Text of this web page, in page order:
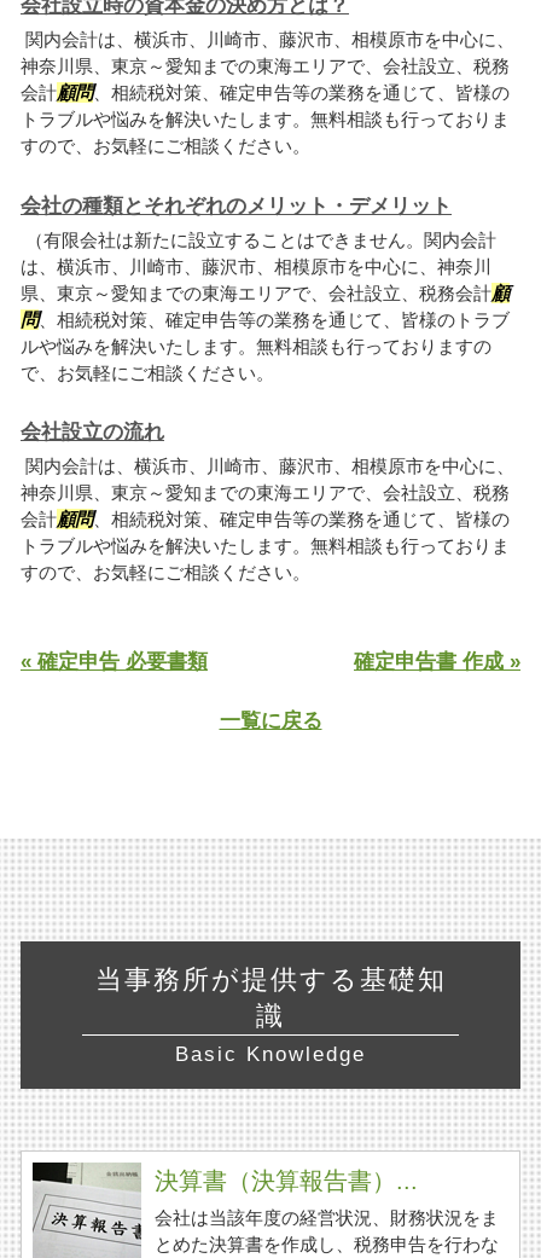
会社設立時の資本金の決め方とは？
関内会計は、横浜市、川崎市、藤沢市、相模原市を中心に、
神奈川県、東京～愛知までの東海エリアで、会社設立、税務
会計顧問、相続税対策、確定申告等の業務を通じて、皆様の
トラブルや悩みを解決いたします。無料相談も行っておりま
すので、お気軽にご相談ください。
会社の種類とそれぞれのメリット・デメリット
（有限会社は新たに設立することはできません。関内会計
は、横浜市、川崎市、藤沢市、相模原市を中心に、神奈川
県、東京～愛知までの東海エリアで、会社設立、税務会計顧
問、相続税対策、確定申告等の業務を通じて、皆様のトラブ
ルや悩みを解決いたします。無料相談も行っておりますの
で、お気軽にご相談ください。
会社設立の流れ
関内会計は、横浜市、川崎市、藤沢市、相模原市を中心に、
神奈川県、東京～愛知までの東海エリアで、会社設立、税務
会計顧問、相続税対策、確定申告等の業務を通じて、皆様の
トラブルや悩みを解決いたします。無料相談も行っておりま
すので、お気軽にご相談ください。
« 確定申告 必要書類 確定申告書 作成 »
一覧に戻る
当事務所が提供する基礎知
識
Basic Knowledge
決算書（決算報告書）...
会社は当該年度の経営状況、財務状況をま
とめた決算書を作成し、税務申告を行わな